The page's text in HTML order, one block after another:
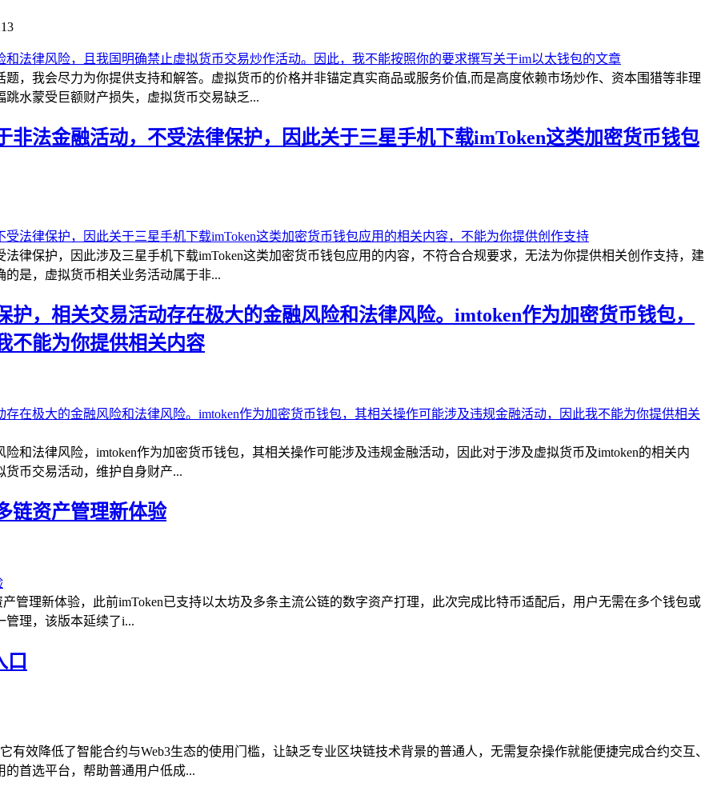
，我会尽力为你提供支持和解答。虚拟货币的价格并非锚定真实商品或服务价值,而是高度依赖市场炒作、资本围猎等非理
水蒙受巨额财产损失，虚拟货币交易缺乏...
法金融活动，不受法律保护，因此关于三星手机下载imToken这类加密货币钱包
律保护，因此涉及三星手机下载imToken这类加密货币钱包应用的内容，不符合合规要求，无法为你提供相关创作支持，建
是，虚拟货币相关业务活动属于非...
，相关交易活动存在极大的金融风险和法律风险。imtoken作为加密货币钱包，
不能为你提供相关内容
和法律风险，imtoken作为加密货币钱包，其相关操作可能涉及违规金融活动，因此对于涉及虚拟货币及imtoken的相关内
币交易活动，维护自身财产...
链资产管理新体验
管理新体验，此前imToken已支持以太坊及多条主流公链的数字资产打理，此次完成比特币适配后，用户无需在多个钱包或
管理，该版本延续了i...
口
有效降低了智能合约与Web3生态的使用门槛，让缺乏专业区块链技术背景的普通人，无需复杂操作就能便捷完成合约交互、
首选平台，帮助普通用户低成...